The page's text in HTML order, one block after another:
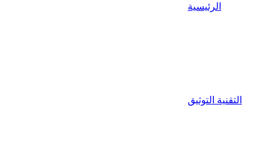
الرئيسية
التقنية التوثيق